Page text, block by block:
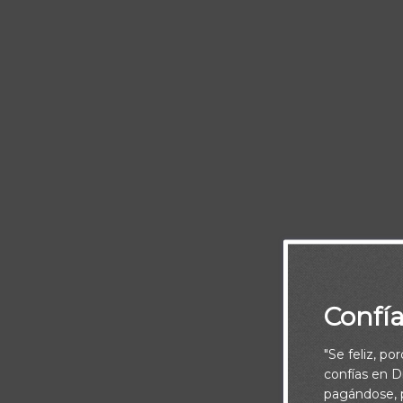
Señor,
antes me
Tus
"Se feliz,
confías en
pagándose,